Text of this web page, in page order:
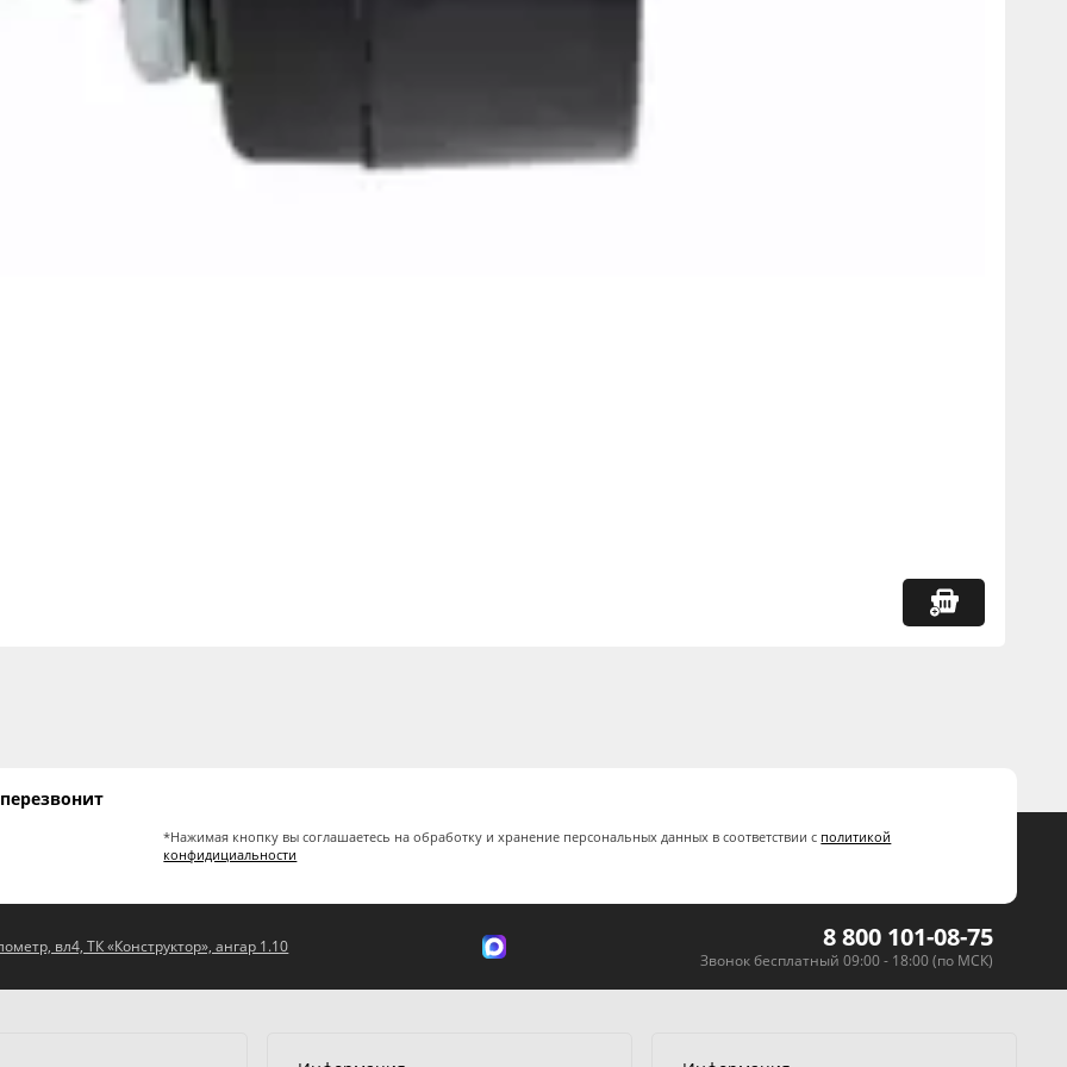
*Нажимая кнопку вы соглашаетесь на обработку и хранение персональных данных в соответствии с политикой
конфидициальности
вл4, ТК «Конструктор», ангар 1.10 8 800 101-08-75
Звонок бесплатный 09:00 - 18:00 (по МСК)